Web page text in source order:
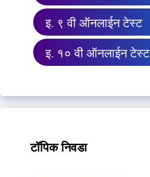
इ. ९ वी ऑनलाईन टेस्ट
इ. १० वी ऑनलाईन टेस्ट
टॉपिक निवडा